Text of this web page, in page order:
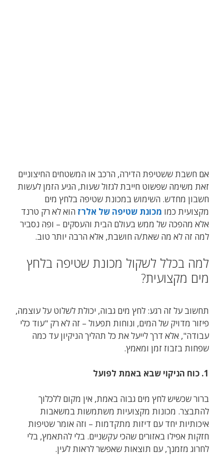
אם חשבת ששטיפת הדירה, הרכב או המשטחים החיצוניים
זאת משימה שפשוט חייבת לגזול שעות, הגיע הזמן לעשות
חשבון מחדש. השימוש במכונת שטיפה בלחץ מים
מקצועית כמו מכונת שטיפה של אלרז הוא לא רק טרנד
אלא מהפכה של ממש בעולם הבית והעסקים – ופה נסביר
למה זה לא מה שאת/ה חושבת, אלא הרבה יותר טוב.
למה בכלל לשקול מכונת שטיפה בלחץ
מים מקצועית?
תחשוב על זה רגע: לחץ מים גבוה, יכולת לשלוט על עוצמה,
פיזור מדויק של המים, ונוחות תפעול – זה לא רק "עוד כלי
עבודה", אלא דרך לייעל את כל תהליך הניקיון עד כמה
שפחות בזבוז זמן ומאמץ.
1. כוח הניקוי שבא באמת לפועל
ברור שכשיש לחץ מים גבוה באמת, אין מקום ללכלוך
להתבצר. מכונות מקצועיות משתמשות במשאבות
איכותיות יחד עם דיזות מתקדמות – וזה אומר שטיפות
חזקות אפילו באזורים שהכי עקשניים. בלי להתאמץ, בלי
לחרוג מזמנך, עם תוצאות שאפשר לראות לעין.